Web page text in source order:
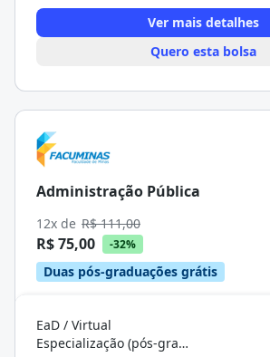
Ver mais detalhes
Quero esta bolsa
Administração Pública
12x de R$ 111,00
R$ 75,00 -32%
Duas pós-graduações grátis
EaD / Virtual
Especialização (pós-graduação)